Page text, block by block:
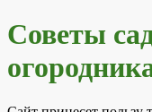
Советы